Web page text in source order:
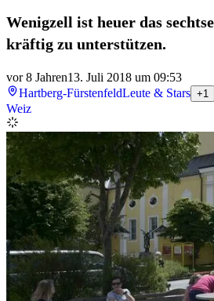
Wenigzell ist heuer das
kräftig zu unterstützen.
vor 8 Jahren13. Juli 2018 um 09:53
Hartberg-FürstenfeldLeute & Stars +1
Weiz